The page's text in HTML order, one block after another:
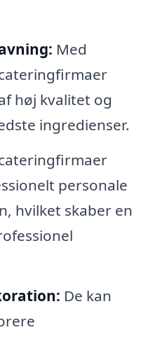
Med
høj kvalitet og
ingredienser.
personale
hvilket skaber en
De kan